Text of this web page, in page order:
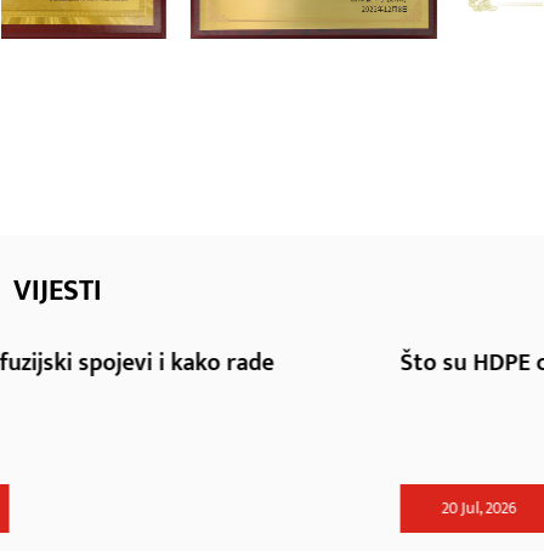
VIJESTI
Što su HDPE cijevni priključci i kako ih